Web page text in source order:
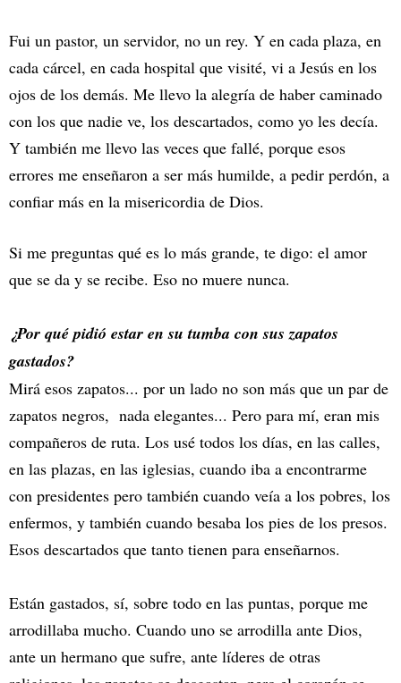
Fui un pastor, un servidor, no un rey. Y en cada plaza, en
cada cárcel, en cada hospital que visité, vi a Jesús en los
ojos de los demás. Me llevo la alegría de haber caminado
con los que nadie ve, los descartados, como yo les decía.
Y también me llevo las veces que fallé, porque esos
errores me enseñaron a ser más humilde, a pedir perdón, a
confiar más en la misericordia de Dios.
Si me preguntas qué es lo más grande, te digo: el amor
que se da y se recibe. Eso no muere nunca.
¿Por qué pidió estar en su tumba con sus zapatos
gastados?
Mirá esos zapatos... por un lado no son más que un par de
zapatos negros, nada elegantes... Pero para mí, eran mis
compañeros de ruta. Los usé todos los días, en las calles,
en las plazas, en las iglesias, cuando iba a encontrarme
con presidentes pero también cuando veía a los pobres, los
enfermos, y también cuando besaba los pies de los presos.
Esos descartados que tanto tienen para enseñarnos.
Están gastados, sí, sobre todo en las puntas, porque me
arrodillaba mucho. Cuando uno se arrodilla ante Dios,
ante un hermano que sufre, ante líderes de otras